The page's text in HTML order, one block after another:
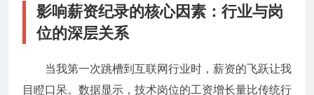
影响薪资纪录的核心因素：行业与岗
位的深层关系
当我第一次跳槽到互联网行业时，薪资的飞跃让我
目瞪口呆。数据显示，技术岗位的工资增长量比传统行